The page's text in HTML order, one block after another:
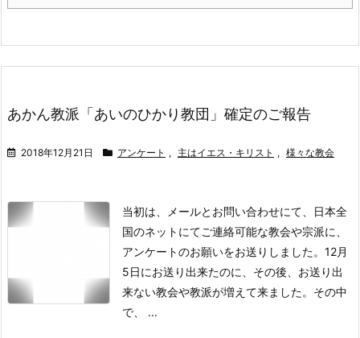
あかん教派「あいのひかり教団」確定のご報告
2018年12月21日 アンケート , 主はイエス・キリスト , 様々な教会
当初は、メールとお問い合わせにて、日本全
国のネットにてご連絡可能な教会や宗派に、
アンケートのお願いをお送りしました。 12月
5日にお送り出来たのに、その後、お送り出
来ない教会や教派が増えて来ました。 その中
で、 ...